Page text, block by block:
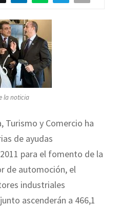
la noticia
Turismo y Comercio ha
de ayudas
para el fomento de la
de automoción, el
industriales
ascenderán a 466,1